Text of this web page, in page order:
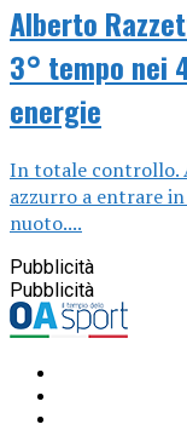
Alberto
3° tempo nei
energie
In totale controllo.
azzurro a entrare
nuoto....
Pubblicità
Pubblicità